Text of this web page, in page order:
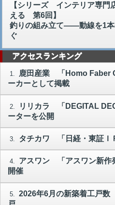
【シリーズ インテリア専門
える 第6回】
釣りの組み立て――動線を1本
ぐ
アクセスランキング
1.
鹿田産業 「Homo Faber
ーカーとして掲載
2.
リリカラ 「DEGITAL
ーターを公開
3. タチカワ 「日経・東証Ｉ
4.
アスワン 「アスワン新作
開催
5.
2026年6月の新築着工戸